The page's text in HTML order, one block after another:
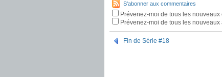
S'abonner aux commentaires
Prévenez-moi de tous les
Prévenez-moi de tous les
Fin de Série #18